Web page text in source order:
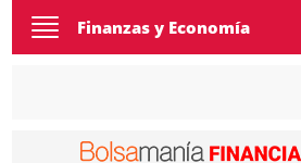
Toggle
navigation
Finanzas y Economía